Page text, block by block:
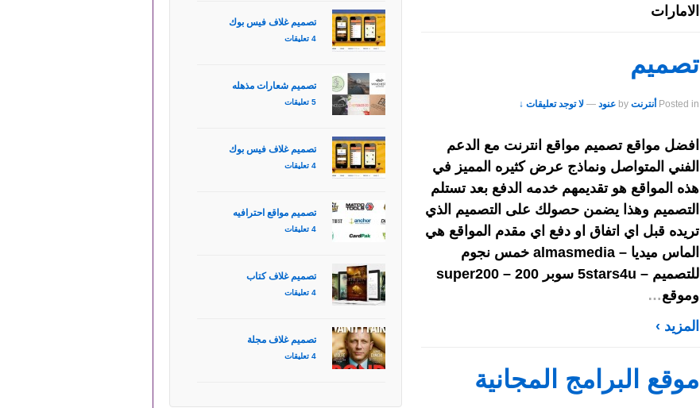
الامارات
تصميم
Posted in أنترنت by عنود — لا توجد تعليقات ↓
افضل مواقع تصميم مواقع انترنت مع الدعم
الفني المتواصل ونماذج عرض كثيره المميز في
هذه المواقع هو تقديمهم خدمه الدفع بعد تستلم
التصميم وهذا يضمن حصولك على التصميم الذي
تريده قبل اي اتفاق او دفع اي مقدم المواقع هي
الماس ميديا – almasmedia خمس نجوم
للتصميم – 5stars4u سوبر 200 – super200
وموقع…
المزيد ›
موقع البرامج المجانية
تصميم غلاف فيس بوك
4 تعليقات
تصميم شعارات مذهله
5 تعليقات
تصميم غلاف فيس بوك
4 تعليقات
تصميم مواقع احترافيه
4 تعليقات
تصميم غلاف كتاب
4 تعليقات
تصميم غلاف مجلة
4 تعليقات